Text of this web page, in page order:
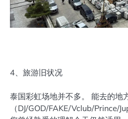
4、旅游旧状况
泰国彩虹场地并不多。 能去的地
（DJ/GOD/FAKE/Vclub/Prince/